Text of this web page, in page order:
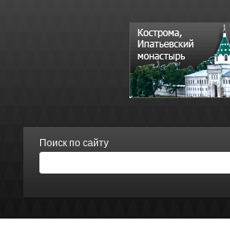
Поиск по сайту